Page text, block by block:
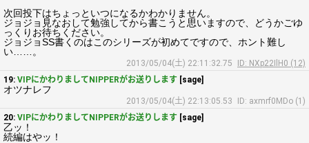
次回投下はちょっといつになるかわかりません。
ジョジョ見なおして勉強してから書こうと思いますので、どうかごゆ
っくりお待ちください。
ジョジョSS書くのはこのシリーズが初めてですので、ホント難し
い……。
2013/05/04(土) 22:11:32.75
ID: NXp22IlH0 (12)
19: VIPにかわりましてNIPPERがお送りします [sage]
オツナレフ
2013/05/04(土) 22:13:05.53
ID: axmrf0MDo (1)
20: VIPにかわりましてNIPPERがお送りします [sage]
乙ッ！
続編はやッ！